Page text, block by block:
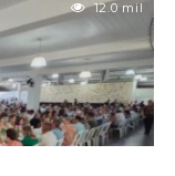
12.0 mil